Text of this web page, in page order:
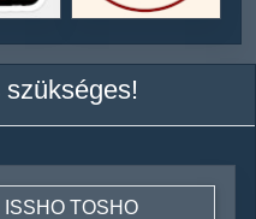
TOSHO